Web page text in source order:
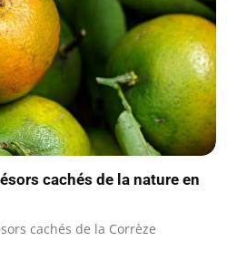
cachés de la nature en
cachés de la Corrèze